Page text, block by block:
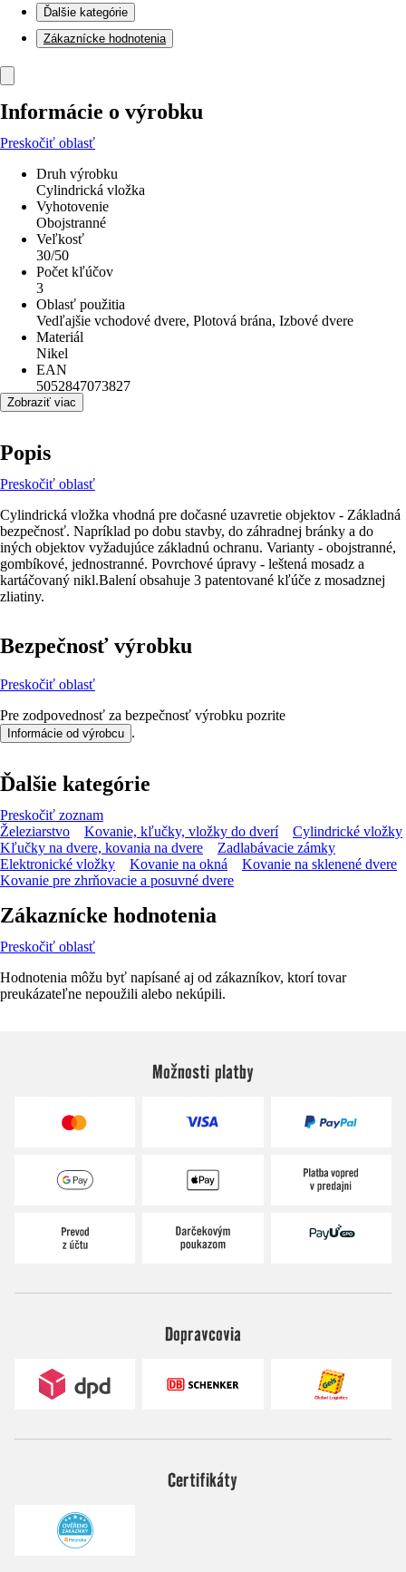
Ďalšie kategórie
Zákaznícke hodnotenia
Informácie o výrobku
Preskočiť oblasť
Druh výrobku
Cylindrická vložka
Vyhotovenie
Obojstranné
Veľkosť
30/50
Počet kľúčov
3
Oblasť použitia
Vedľajšie vchodové dvere, Plotová brána, Izbové dvere
Materiál
Nikel
EAN
5052847073827
Zobraziť viac
Popis
Preskočiť oblasť
Cylindrická vložka vhodná pre dočasné uzavretie objektov - Základná
bezpečnosť. Napríklad po dobu stavby, do záhradnej bránky a do
iných objektov vyžadujúce základnú ochranu. Varianty - obojstranné,
gombíkové, jednostranné. Povrchové úpravy - leštená mosadz a
kartáčovaný nikl.Balení obsahuje 3 patentované kľúče z mosadznej
zliatiny.
Bezpečnosť výrobku
Preskočiť oblasť
Pre zodpovednosť za bezpečnosť výrobku pozrite
Informácie od výrobcu .
Ďalšie kategórie
Preskočiť zoznam
Železiarstvo
Kovanie, kľučky, vložky do dverí
Cylindrické vložky
Kľučky na dvere, kovania na dvere
Zadlabávacie zámky
Elektronické vložky
Kovanie na okná
Kovanie na sklenené dvere
Kovanie pre zhrňovacie a posuvné dvere
Zákaznícke hodnotenia
Preskočiť oblasť
Hodnotenia môžu byť napísané aj od zákazníkov, ktorí tovar
preukázateľne nepoužili alebo nekúpili.
Možnosti platby
Dopravcovia
Certifikáty